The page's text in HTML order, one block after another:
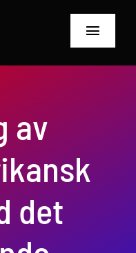
Bytt
Frisørverktøy
av
det